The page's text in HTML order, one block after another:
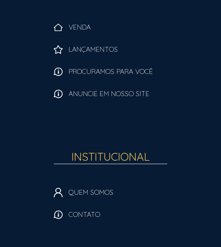
VENDA
LANÇAMENTOS
PROCURAMOS PARA VOCÊ
ANUNCIE EM NOSSO SITE
INSTITUCIONAL
QUEM SOMOS
CONTATO